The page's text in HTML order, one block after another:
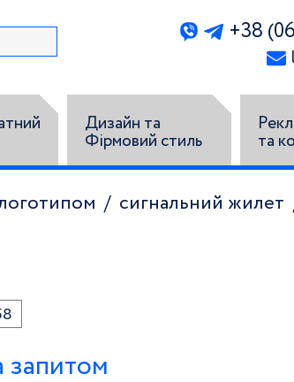
+38
Дизайн та
Фірмовий стиль
та
сигнальний жилет
запитом